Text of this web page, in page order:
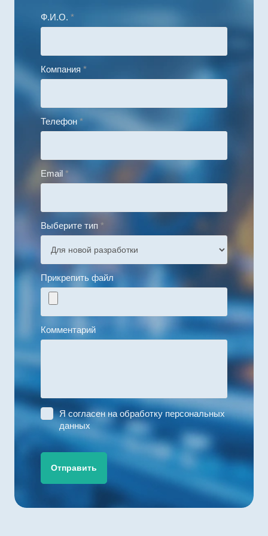
Ф.И.О. *
Компания *
Телефон *
Email *
Выберите тип *
Прикрепить файл
Комментарий
Я согласен на обработку персональных
данных
Отправить